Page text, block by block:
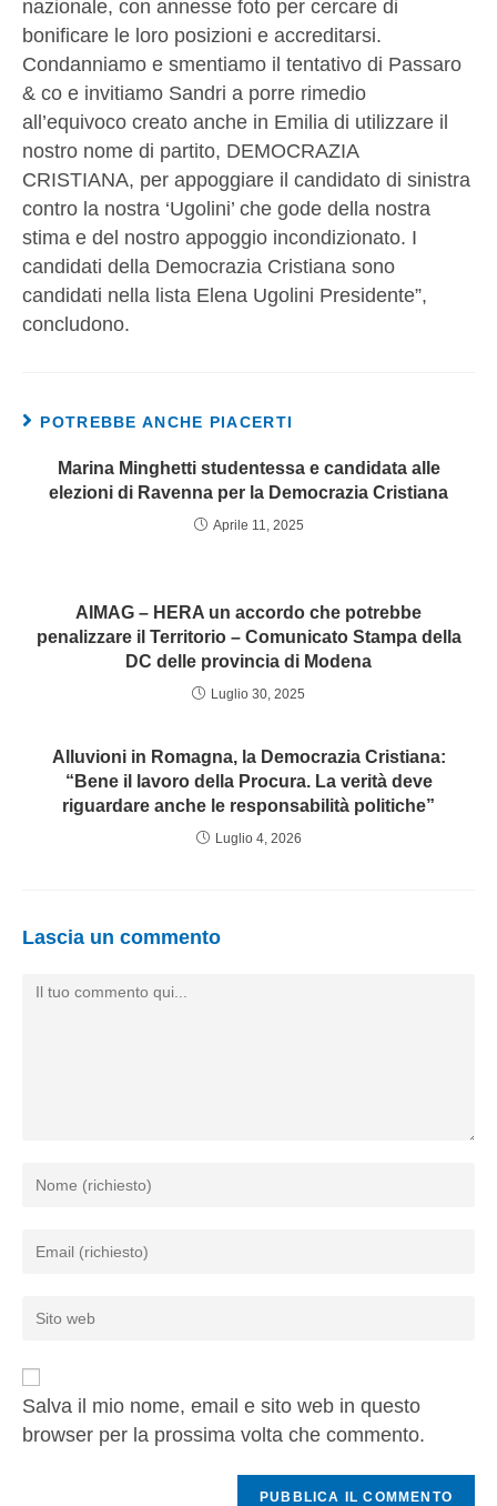
nazionale, con annesse foto per cercare di
bonificare le loro posizioni e accreditarsi.
Condanniamo e smentiamo il tentativo di Passaro
& co e invitiamo Sandri a porre rimedio
all’equivoco creato anche in Emilia di utilizzare il
nostro nome di partito, DEMOCRAZIA
CRISTIANA, per appoggiare il candidato di sinistra
contro la nostra ‘Ugolini’ che gode della nostra
stima e del nostro appoggio incondizionato. I
candidati della Democrazia Cristiana sono
candidati nella lista Elena Ugolini Presidente”,
concludono.
POTREBBE ANCHE PIACERTI
Marina Minghetti studentessa e candidata alle
elezioni di Ravenna per la Democrazia Cristiana
Aprile 11, 2025
AIMAG – HERA un accordo che potrebbe
penalizzare il Territorio – Comunicato Stampa della
DC delle provincia di Modena
Luglio 30, 2025
Alluvioni in Romagna, la Democrazia Cristiana:
“Bene il lavoro della Procura. La verità deve
riguardare anche le responsabilità politiche”
Luglio 4, 2026
Lascia un commento
Salva il mio nome, email e sito web in questo
browser per la prossima volta che commento.